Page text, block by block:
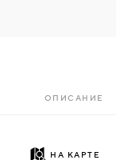
ОПИСАНИЕ
НА КАРТЕ